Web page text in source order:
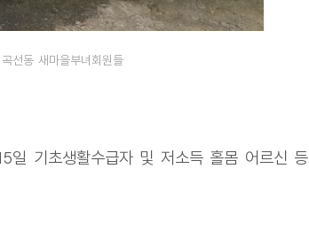
선동 새마을부녀회원들
일 기초생활수급자 및 저소득 홀몸 어르신 등